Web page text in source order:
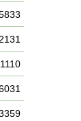
2131
1110